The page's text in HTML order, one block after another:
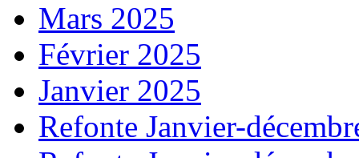
Mars 2025
Février 2025
Janvier 2025
Refonte Janvier-